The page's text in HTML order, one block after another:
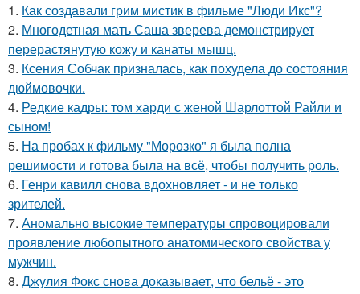
1. Как создавали грим мистик в фильме "Люди Икс"?
2. Многодетная мать Саша зверева демонстрирует
перерастянутую кожу и канаты мышц.
3. Ксения Собчак призналась, как похудела до состояния
дюймовочки.
4. Редкие кадры: том харди с женой Шарлоттой Райли и
сыном!
5. На пробах к фильму "Морозко" я была полна
решимости и готова была на всё, чтобы получить роль.
6. Генри кавилл снова вдохновляет - и не только
зрителей.
7. Аномально высокие температуры спровоцировали
проявление любопытного анатомического свойства у
мужчин.
8. Джулия Фокс снова доказывает, что бельё - это